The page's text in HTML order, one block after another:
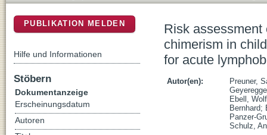
Risk
chimerism in
for acute
Autor(en):
Preuner,
Ebell,
Bernhard;
Panzer-
Schulz,
PUBLIKATION MELDEN
Hilfe und Informationen
Stöbern
Dokumentanzeige
Erscheinungsdatum
Autoren